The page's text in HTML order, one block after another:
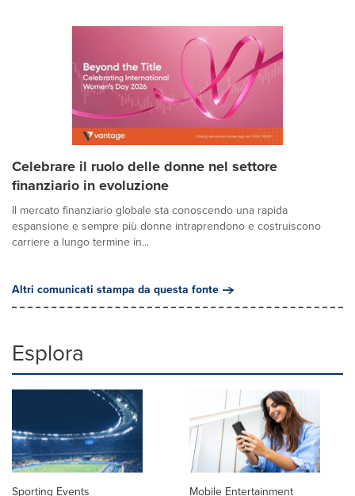
Celebrare il ruolo delle donne nel settore
finanziario in evoluzione
Il mercato finanziario globale sta conoscendo una rapida
espansione e sempre più donne intraprendono e costruiscono
carriere a lungo termine in...
Altri comunicati stampa da questa fonte
Esplora
Sporting Events Mobile Entertainment